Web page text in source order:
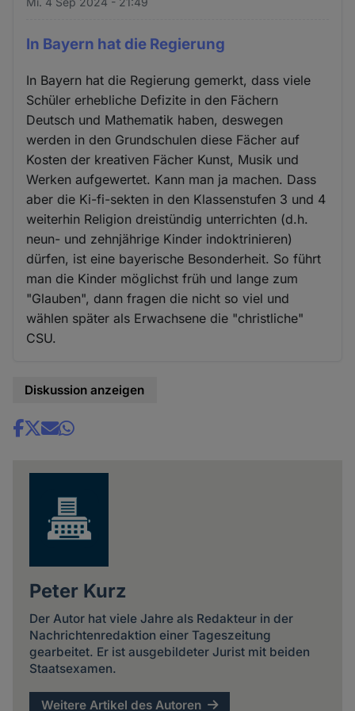
In Bayern hat die Regierung
In Bayern hat die Regierung gemerkt, dass viele
Schüler erhebliche Defizite in den Fächern
Deutsch und Mathematik haben, deswegen
werden in den Grundschulen diese Fächer auf
Kosten der kreativen Fächer Kunst, Musik und
Werken aufgewertet. Kann man ja machen. Dass
aber die Ki-fi-sekten in den Klassenstufen 3 und 4
weiterhin Religion dreistündig unterrichten (d.h.
neun- und zehnjährige Kinder indoktrinieren)
dürfen, ist eine bayerische Besonderheit. So führt
man die Kinder möglichst früh und lange zum
"Glauben", dann fragen die nicht so viel und
wählen später als Erwachsene die "christliche"
CSU.
Diskussion anzeigen
Share
Peter Kurz
Der Autor hat viele Jahre als Redakteur in der
Nachrichtenredaktion einer Tageszeitung
gearbeitet. Er ist ausgebildeter Jurist mit beiden
Staatsexamen.
Weitere Artikel des Autoren